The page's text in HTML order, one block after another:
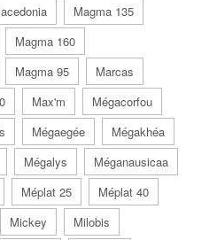
Magma 135
Magma 160
Magma 95
Marcas
Max'm
Mégacorfou
Mégaegée
Mégakhéa
Mégalys
Méganausicaa
Méplat 25
Méplat 40
Mickey
Milobis